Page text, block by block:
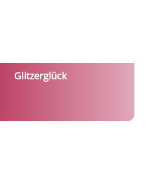
Glitzerglück